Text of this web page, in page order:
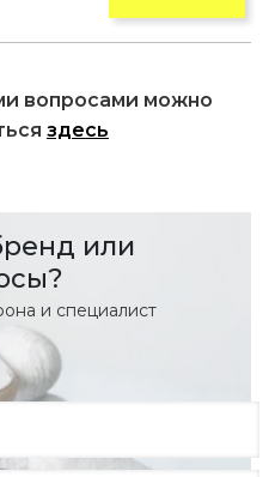
вопросами можно
здесь
или
и специалист